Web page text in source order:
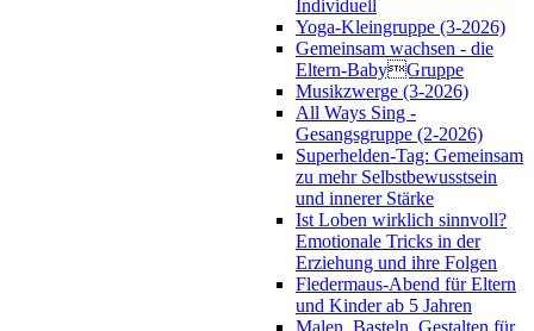
Individuell
Yoga-Kleingruppe (3-2026)
Gemeinsam wachsen - die
Eltern-BabyGruppe
Musikzwerge (3-2026)
All Ways Sing -
Gesangsgruppe (2-2026)
Superhelden-Tag: Gemeinsam
zu mehr Selbstbewusstsein
und innerer Stärke
Ist Loben wirklich sinnvoll?
Emotionale Tricks in der
Erziehung und ihre Folgen
Fledermaus-Abend für Eltern
und Kinder ab 5 Jahren
Malen, Basteln, Gestalten für